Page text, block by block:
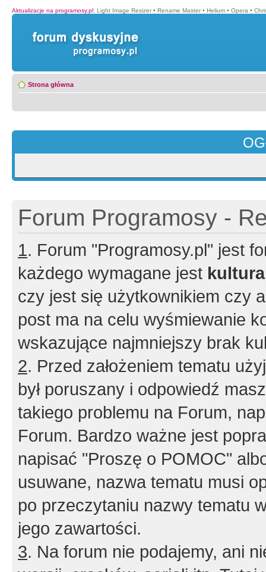
Aktualizacje na programosy.pl: Light Image Resizer • Rename Master • Helium • Opera •
Strona główna
Forum Programosy -
1. Forum "Programosy.pl" jest
każdego wymagane jest
czy jest się użytkownikiem czy
post ma na celu wyśmiewanie
wskazujące najmniejszy brak
2. Przed założeniem tematu
był poruszany i odpowiedź
takiego problemu na Forum,
Forum. Bardzo ważne jest
napisać "Proszę o POMOC"
usuwane, nazwa tematu musi
po przeczytaniu nazwy tematu
jego zawartości.
3. Na forum nie podajemy, ani